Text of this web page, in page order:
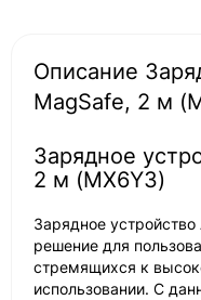
Описание
MagSafe, 2 м
Зарядное
2 м (MX6Y3)
Зарядное
решение для
стремящихся к
использовании. С